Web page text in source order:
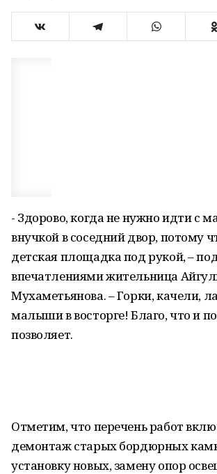
- Здорово, когда не нужно идти с
внучкой в соседний двор, потому
детская площадка под рукой, –
впечатлениями жительница
Мухаметьянова. – Горки, качели,
малыши в восторге! Благо, что и
позволяет.
Отметим, что перечень работ
демонтаж старых бордюрных
установку новых, замену опор